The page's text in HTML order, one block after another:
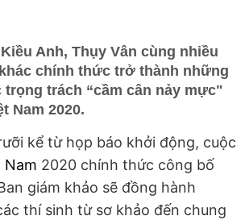
Anh, Thụy Vân cùng nhiều
chính thức trở thành những
trách “cầm cân nảy mực"
Nam 2020.
kể từ họp báo khởi động, cuộc
Nam 2020 chính thức công bố
giám khảo sẽ đồng hành
thí sinh từ sơ khảo đến chung